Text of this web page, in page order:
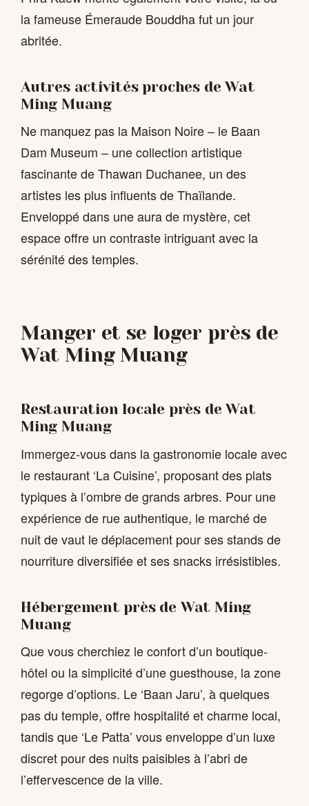
la fameuse Émeraude Bouddha fut un jour
abritée.
Autres activités proches de Wat
Ming Muang
Ne manquez pas la Maison Noire – le Baan
Dam Museum – une collection artistique
fascinante de Thawan Duchanee, un des
artistes les plus influents de Thaïlande.
Enveloppé dans une aura de mystère, cet
espace offre un contraste intriguant avec la
sérénité des temples.
Manger et se loger près de
Wat Ming Muang
Restauration locale près de Wat
Ming Muang
Immergez-vous dans la gastronomie locale avec
le restaurant ‘La Cuisine’, proposant des plats
typiques à l’ombre de grands arbres. Pour une
expérience de rue authentique, le marché de
nuit de vaut le déplacement pour ses stands de
nourriture diversifiée et ses snacks irrésistibles.
Hébergement près de Wat Ming
Muang
Que vous cherchiez le confort d’un boutique-
hôtel ou la simplicité d’une guesthouse, la zone
regorge d’options. Le ‘Baan Jaru’, à quelques
pas du temple, offre hospitalité et charme local,
tandis que ‘Le Patta’ vous enveloppe d’un luxe
discret pour des nuits paisibles à l’abri de
l’effervescence de la ville.